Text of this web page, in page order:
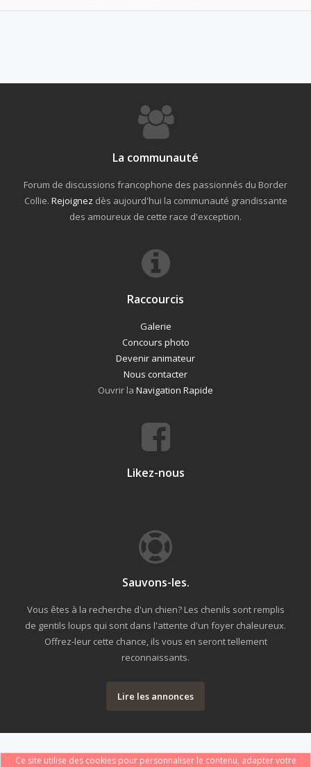
La communauté
Forum de discussions francophone des passionnés du Border
Collie. Rejoignez dès aujourd'hui la communauté grandissante
des amoureux de cette race d'exception.
Raccourcis
Galerie
Concours photo
Devenir animateur
Nous contacter
Ouvrir la Navigation Rapide
Likez-nous
Sauvons-les.
Vous êtes à la recherche d'un chien? Les chenils sont remplis
de gentils loups qui sont dans l'attente d'un foyer chaleureux.
Offrez-leur cette chance, ils vous en seront tellement
reconnaissants.
Lire les annonces
Ce site utilise des cookies pour personnaliser le contenu, adapter votre